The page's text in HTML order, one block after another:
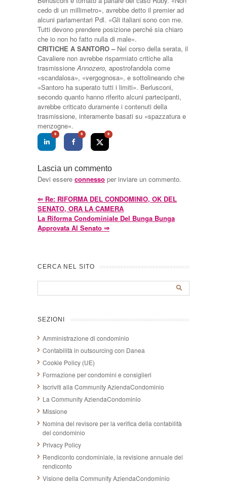
cedo di un millimetro», avrebbe detto il premier ad
alcuni parlamentari Pdl. «Gli italiani sono con me.
Tutti devono prendere posizione perché sia chiaro
che io non ho fatto nulla di male».
CRITICHE A SANTORO – Nel corso della serata, il
Cavaliere non avrebbe risparmiato critiche alla
trasmissioneAnnozero, apostrofandola come
«scandalosa», «vergognosa», e sottolineando che
«Santoro ha superato tutti i limiti». Berlusconi,
secondo quanto hanno riferito alcuni partecipanti,
avrebbe criticato duramente i contenuti della
trasmissione, interamente basati su «spazzatura e
menzogne».
0 0 0
Lascia un commento
Devi essere connesso per inviare un commento.
⇐ Re: RIFORMA DEL CONDOMINIO, OK DEL
SENATO, ORA LA CAMERA
La Riforma Condominiale Del Bunga Bunga
Approvata Al Senato ⇒
CERCA NEL SITO
SEZIONI
Amministrazione di condominio
Contabilità in outsourcing con Danea
Cookie Policy (UE)
Formazione per condomini e consiglieri
Iscriviti alla Community AziendaCondominio
La Community AziendaCondominio
Missione
Nomina del revisore per la verifica della contabilità
del condominio
Privacy Policy
Rendiconto condominiale, la revisione annuale del
rendiconto
Visione della Community AziendaCondominio